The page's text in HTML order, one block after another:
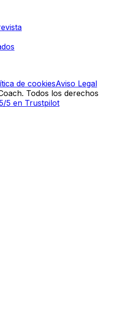
de cookiesAviso Legal
Todos los derechos
5 en Trustpilot